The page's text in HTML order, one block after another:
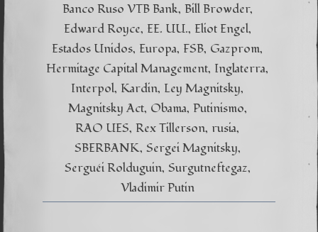
Banco Ruso VTB Bank Bill Browder
Edward Royce EE. UU. Eliot Engel
Estados Unidos Europa FSB Gazprom
Hermitage Capital Management Inglaterra
Interpol Kardin Ley Magnitsky
Magnitsky Act Obama Putinismo
RAO UES Rex Tillerson rusia
SBERBANK Sergei Magnitsky
Serguéi Rolduguin Surgutneftegaz
Vladimir Putin